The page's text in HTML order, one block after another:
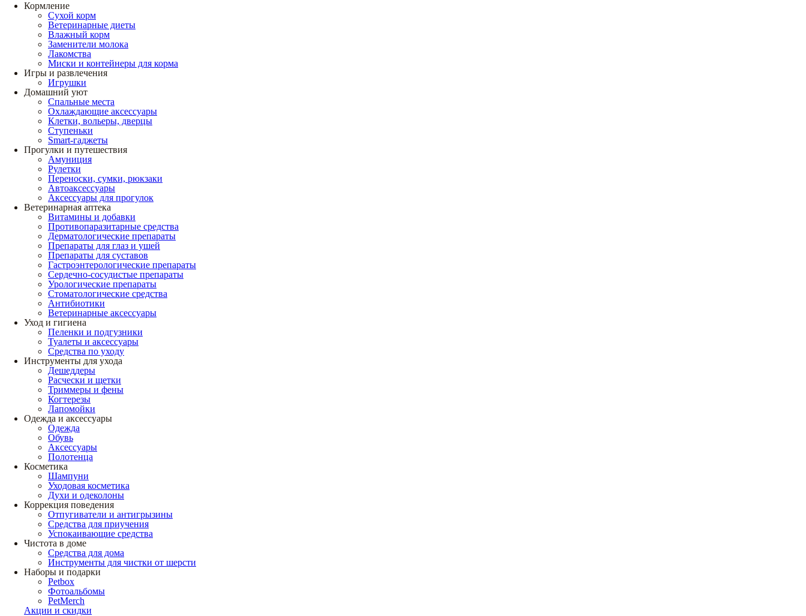
Кормление
Сухой корм
Ветеринарные диеты
Влажный корм
Заменители молока
Лакомства
Миски и контейнеры для корма
Игры и развлечения
Игрушки
Домашний уют
Спальные места
Охлаждающие аксессуары
Клетки, вольеры, дверцы
Ступеньки
Smart-гаджеты
Прогулки и путешествия
Амуниция
Рулетки
Переноски, сумки, рюкзаки
Автоаксессуары
Аксессуары для прогулок
Ветеринарная аптека
Витамины и добавки
Противопаразитарные средства
Дерматологические препараты
Препараты для глаз и ушей
Препараты для суставов
Гастроэнтерологические препараты
Сердечно-сосудистые препараты
Урологические препараты
Стоматологические средства
Антибиотики
Ветеринарные аксессуары
Уход и гигиена
Пеленки и подгузники
Туалеты и аксессуары
Средства по уходу
Инструменты для ухода
Дешеддеры
Расчески и щетки
Триммеры и фены
Когтерезы
Лапомойки
Одежда и аксессуары
Одежда
Обувь
Аксессуары
Полотенца
Косметика
Шампуни
Уходовая косметика
Духи и одеколоны
Коррекция поведения
Отпугиватели и антигрызины
Средства для приучения
Успокаивающие средства
Чистота в доме
Средства для дома
Инструменты для чистки от шерсти
Наборы и подарки
Petbox
Фотоальбомы
PetMerch
Акции и скидки